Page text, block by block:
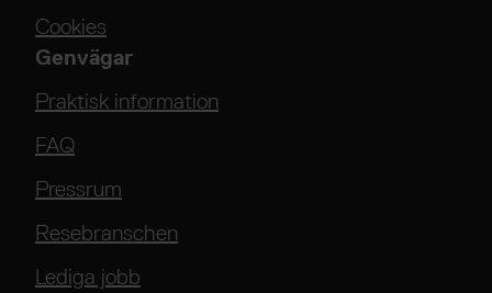
Cookies
Genvägar
Praktisk information
FAQ
Pressrum
Resebranschen
Lediga jobb